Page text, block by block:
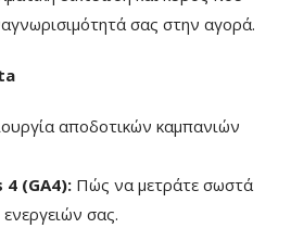
σας στην αγορά.
αποδοτικών καμπανιών
(GA4): Πώς να μετράτε σωστά
σας.